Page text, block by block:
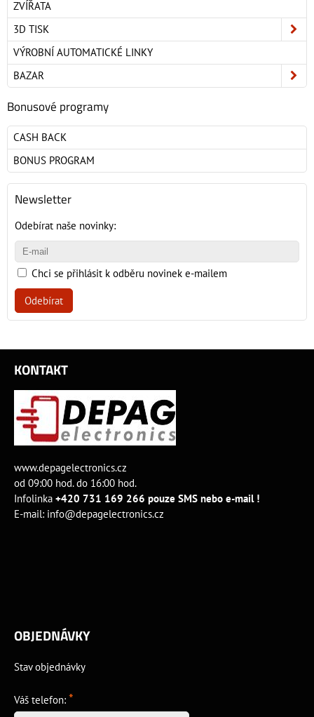
ZVÍŘATA
3D TISK
VÝROBNÍ AUTOMATICKÉ LINKY
BAZAR
Bonusové programy
CASH BACK
BONUS PROGRAM
Newsletter
Odebírat naše novinky:
Chci se přihlásit k odběru novinek e-mailem
Odebírat
KONTAKT
www.depagelectronics.cz
od 09:00 hod. do 16:00 hod.
Infolinka +420 731 169 266 pouze SMS nebo e-mail !
E-mail: info@depagelectronics.cz
OBJEDNÁVKY
Stav objednávky
Váš telefon: *